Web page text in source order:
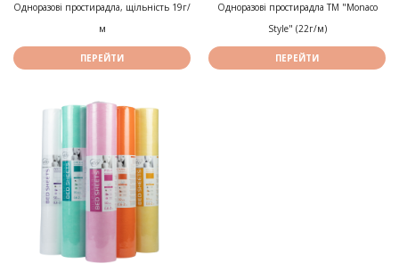
Одноразові простирадла, щільність 19г/
м
ПЕРЕЙТИ
Одноразові простирадла ТМ "Monaco
Style" (22г/м)
ПЕРЕЙТИ